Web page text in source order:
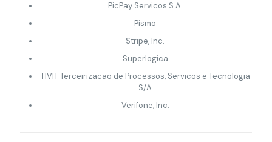
PicPay Servicos S.A.
Pismo
Stripe, Inc.
Superlogica
TIVIT Terceirizacao de Processos, Servicos e Tecnologia
S/A
Verifone, Inc.